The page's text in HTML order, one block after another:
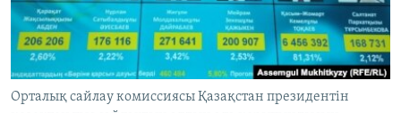
Басқа тілдерде
Орталық сайлау комиссиясы Қазақстан президентін